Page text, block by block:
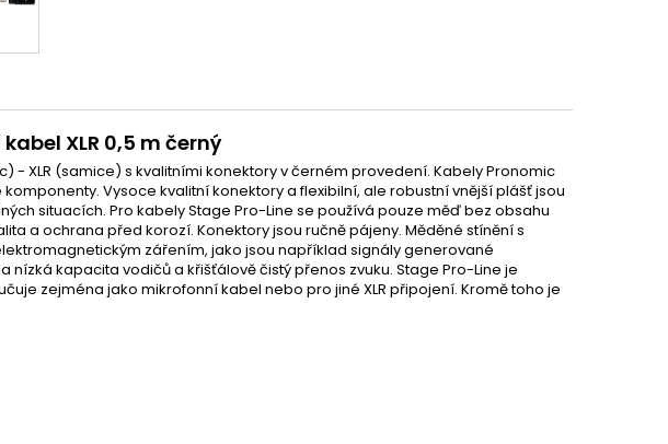
XLR 0,5 m černý
- XLR (samice) s kvalitními konektory v černém provedení. Kabely Pronomic
Vysoce kvalitní konektory a flexibilní, ale robustní vnější plášť jsou
situacích. Pro kabely Stage Pro-Line se používá pouze měď bez obsahu
a ochrana před korozí. Konektory jsou ručně pájeny. Měděné stínění s
zářením, jako jsou například signály generované
kapacita vodičů a křišťálově čistý přenos zvuku. Stage Pro-Line je
zejména jako mikrofonní kabel nebo pro jiné XLR připojení. Kromě toho je